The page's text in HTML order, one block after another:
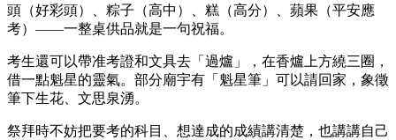
頭（好彩頭）、粽子（高中）、糕（高分）、蘋果（平安應
考）——一整桌供品就是一句祝福。
考生還可以帶准考證和文具去「過爐」，在香爐上方繞三圈，
借一點魁星的靈氣。部分廟宇有「魁星筆」可以請回家，象徵
筆下生花、文思泉湧。
祭拜時不妨把要考的科目、想達成的成績講清楚，也講講自己